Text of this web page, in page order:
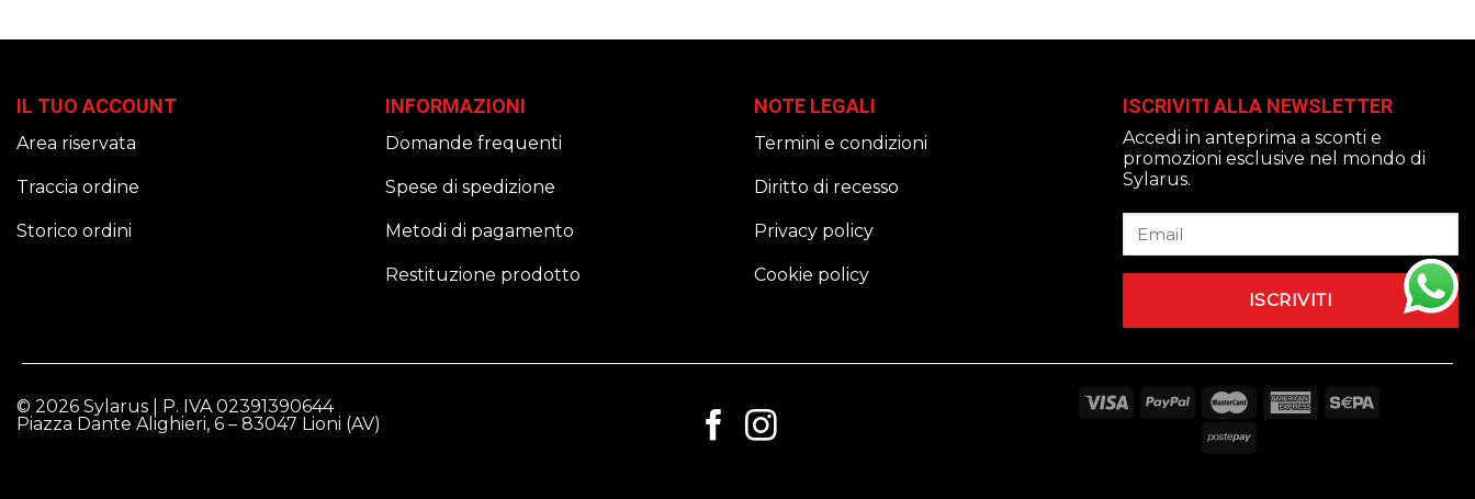
IL TUO ACCOUNT
Area riservata
Traccia ordine
Storico ordini
INFORMAZIONI
Domande frequenti
Spese di spedizione
Metodi di pagamento
Restituzione prodotto
NOTE LEGALI
Termini e condizioni
Diritto di recesso
Privacy policy
Cookie policy
ISCRIVITI ALLA NEWSLETTER
Accedi in anteprima a sconti e
promozioni esclusive nel mondo di
Sylarus.
© 2026 Sylarus | P. IVA 02391390644
Piazza Dante Alighieri, 6 – 83047 Lioni (AV)